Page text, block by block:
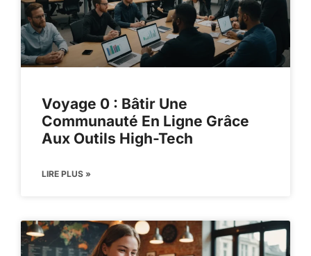
Voyage 0 : Bâtir Une
Communauté En Ligne Grâce
Aux Outils High-Tech
LIRE PLUS »